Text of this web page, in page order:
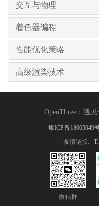
交互与物理
着色器编程
性能优化策略
高级渲染技术
OpenThree ： 遇见
豫ICP备18005049
友情链接:
微信群